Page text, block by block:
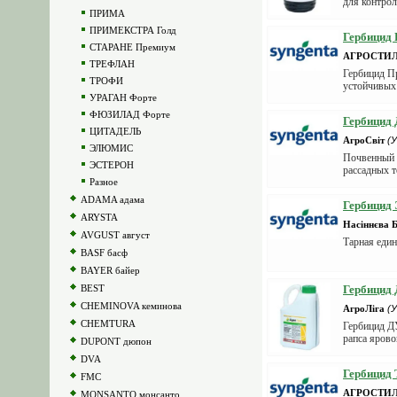
ПРИМА
ПРИМЕКСТРА Голд
СТАРАНЕ Премиум
ТРЕФЛАН
ТРОФИ
УРАГАН Форте
ФЮЗИЛАД Форте
ЦИТАДЕЛЬ
ЭЛЮМИС
ЭСТЕРОН
Разное
ADAMA адама
ARYSTA
AVGUST август
BASF басф
BAYER байер
BEST
CHEMINOVA кеминова
CHEMTURA
DUPONT дюпон
DVA
FMC
MONSANTO монсанто
Гербицид
Гербицид
Гербицид
АгроСвіт
Почвенный
рассадных
Гербицид
Насіннєва
Тарная
АгроЛіга
Гербицид
рапса
Гербицид